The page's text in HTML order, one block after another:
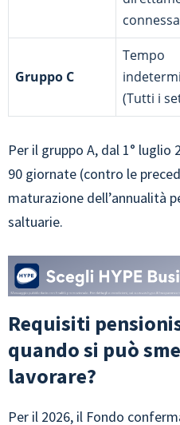
Gruppo C
Tempo
(Tutti i
Per il gruppo A, dal 1° luglio
90 giornate (contro le
maturazione dell’annualità
saltuarie.
Requisiti
quando si può
lavorare?
Per il 2026, il Fondo